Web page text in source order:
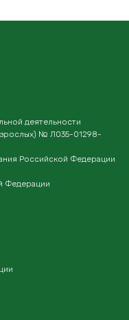
деятельности
№ Л035-01298-
Российской Федерации
Федерации